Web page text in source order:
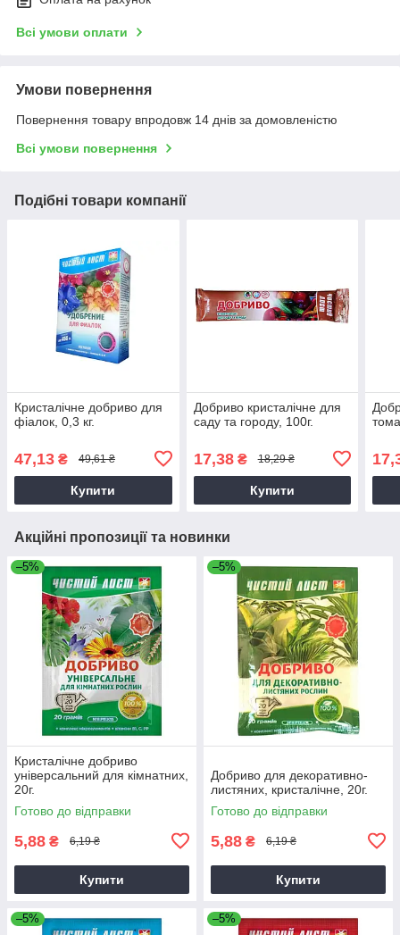
Всі умови оплати
Умови повернення
Повернення товару впродовж 14 днів за домовленістю
Всі умови повернення
Подібні товари компанії
Кристалічне добриво для
фіалок, 0,3 кг.
47,13 ₴ 49,61 ₴
Купити
Добриво кристалічне для
саду та городу, 100г.
17,38₴ 18,29 ₴
Купити
Акційні пропозиції та новинки
–5%
Кристалічне добриво
універсальний для кімнатних,
20г.
Готово до відправки
5,88 ₴ 6,19 ₴
Купити
–5%
Добриво для декоративно-
листяних, кристалічне, 20г.
Готово до відправки
5,88 ₴ 6,19 ₴
Купити
–5% –5%